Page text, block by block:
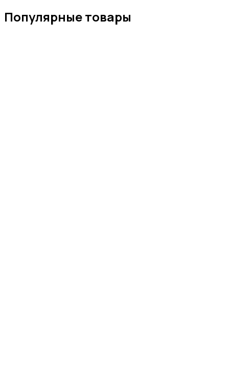
Популярные товары